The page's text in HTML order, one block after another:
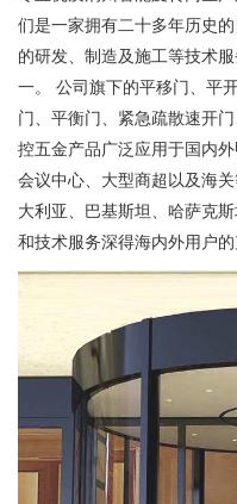
们是一家拥有二十多年历史
的研发、制造及施工等技术
一。 公司旗下的平移门、平
门、平衡门、紧急疏散速开
控五金产品广泛应用于国内
会议中心、大型商超以及海
大利亚、巴基斯坦、哈萨克
和技术服务深得海内外用户的